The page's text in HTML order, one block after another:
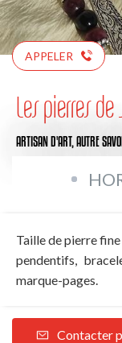
APPELER
Les pierres
ARTISAN D'ART, AUTRE
Taille de pierre
pendentifs,
marque-pages.
Contacter